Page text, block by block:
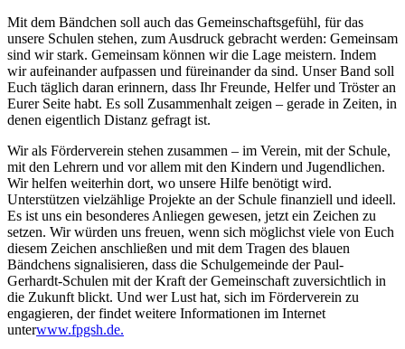
Mit dem Bändchen soll auch das Gemeinschaftsgefühl, für das
unsere Schulen stehen, zum Ausdruck gebracht werden: Gemeinsam
sind wir stark. Gemeinsam können wir die Lage meistern. Indem
wir aufeinander aufpassen und füreinander da sind. Unser Band soll
Euch täglich daran erinnern, dass Ihr Freunde, Helfer und Tröster an
Eurer Seite habt. Es soll Zusammenhalt zeigen – gerade in Zeiten, in
denen eigentlich Distanz gefragt ist.
Wir als Förderverein stehen zusammen – im Verein, mit der Schule,
mit den Lehrern und vor allem mit den Kindern und Jugendlichen.
Wir helfen weiterhin dort, wo unsere Hilfe benötigt wird.
Unterstützen vielzählige Projekte an der Schule finanziell und ideell.
Es ist uns ein besonderes Anliegen gewesen, jetzt ein Zeichen zu
setzen. Wir würden uns freuen, wenn sich möglichst viele von Euch
diesem Zeichen anschließen und mit dem Tragen des blauen
Bändchens signalisieren, dass die Schulgemeinde der Paul-
Gerhardt-Schulen mit der Kraft der Gemeinschaft zuversichtlich in
die Zukunft blickt. Und wer Lust hat, sich im Förderverein zu
engagieren, der findet weitere Informationen im Internet
unterwww.fpgsh.de.